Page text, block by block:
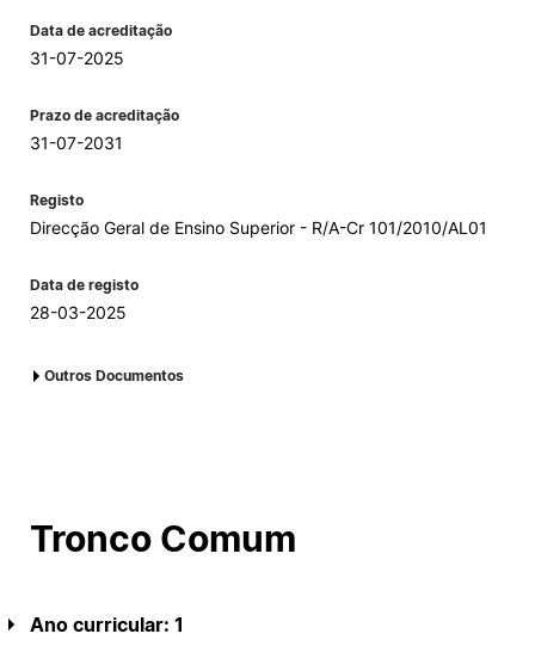
Data de acreditação
31-07-2025
Prazo de acreditação
31-07-2031
Registo
Direcção Geral de Ensino Superior - R/A-Cr 101/2010/AL01
Data de registo
28-03-2025
Outros Documentos
Tronco Comum
Ano curricular: 1